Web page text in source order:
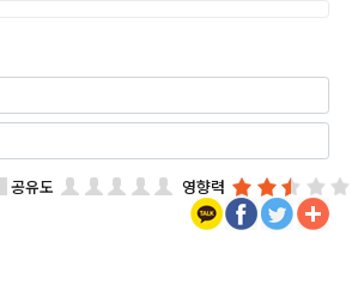
공유도 영향력